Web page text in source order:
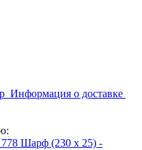
Информация о доставке